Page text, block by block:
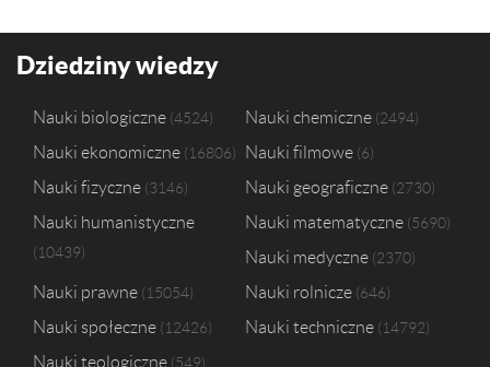
Dziedziny wiedzy
Nauki biologiczne 4524 Nauki chemiczne 2494
Nauki ekonomiczne 16806 Nauki filmowe 6
Nauki fizyczne 3146 Nauki geograficzne 2730
Nauki humanistyczne
10439
Nauki matematyczne 5690
Nauki medyczne 2370
Nauki prawne 15054 Nauki rolnicze 646
Nauki społeczne 12426 Nauki techniczne 14792
Nauki teologiczne 549